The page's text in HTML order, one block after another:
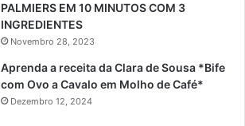
PALMIERS EM 10 MINUTOS COM 3
INGREDIENTES
Novembro 28, 2023
Aprenda a receita da Clara de Sousa *Bife
com Ovo a Cavalo em Molho de Café*
Dezembro 12, 2024